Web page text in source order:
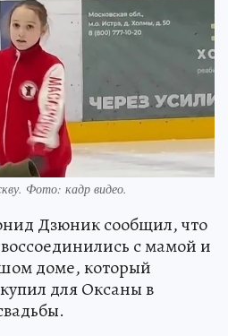
Фото: кадр видео.
Дзюник сообщил, что
с мамой и
доме, который
для Оксаны в